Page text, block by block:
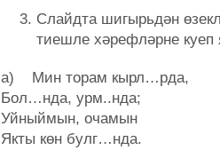
Слайдта шигырьдән
тиешле хәрефләрне куеп
а) Мин торам кырл…рда,
Бол…нда, урм..нда;
Уйныймын, очамын
Якты көн булг…нда.